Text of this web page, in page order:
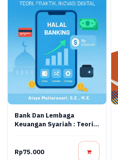
Bank Dan Lembaga
Keuangan Syariah : Teori,
Rp75.000